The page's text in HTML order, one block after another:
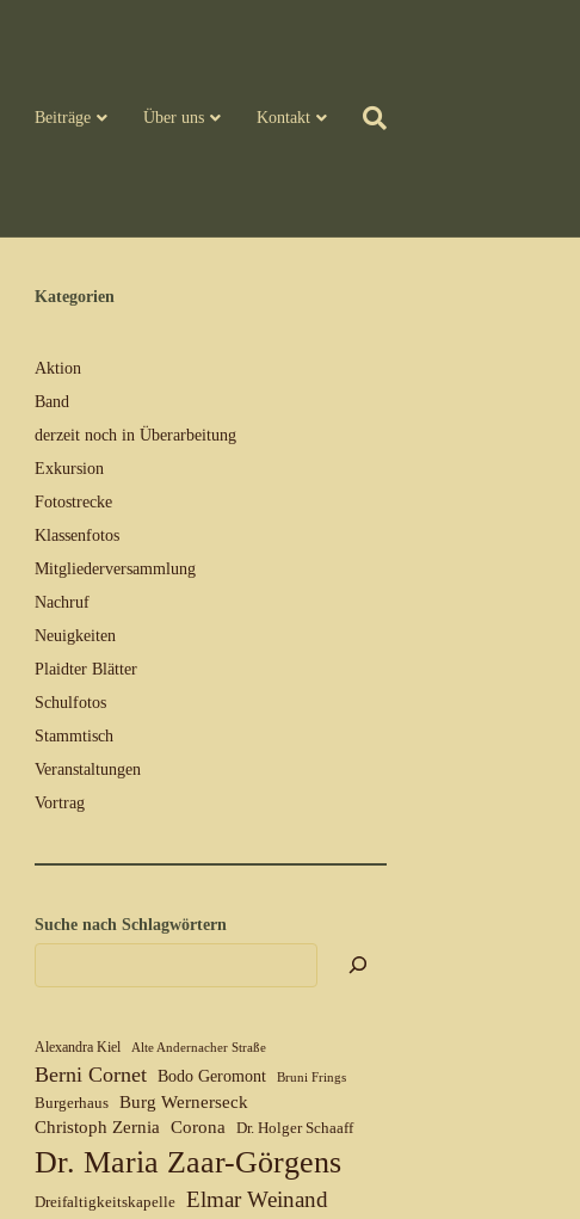
Beiträge Über uns Kontakt
Kategorien
Aktion
Band
derzeit noch in Überarbeitung
Exkursion
Fotostrecke
Klassenfotos
Mitgliederversammlung
Nachruf
Neuigkeiten
Plaidter Blätter
Schulfotos
Stammtisch
Veranstaltungen
Vortrag
Suche nach Schlagwörtern
Alexandra Kiel Alte Andernacher Straße
Berni Cornet Bodo Geromont Bruni Frings
Burgerhaus Burg Wernerseck
Christoph Zernia
Corona Dr. Holger Schaaff
Dr. Maria Zaar-Görgens
Dreifaltigkeitskapelle Elmar Weinand